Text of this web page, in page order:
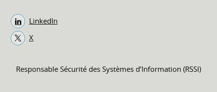
LinkedIn
X
Responsable Sécurité des Systèmes d’Information (RSSI)